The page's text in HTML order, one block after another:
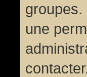
groupes.
une